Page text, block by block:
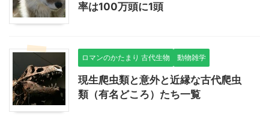
率は100万頭に1頭
ロマンのかたまり 古代生物 動物雑学
現生爬虫類と意外と近縁な古代爬虫
類（有名どころ）たち一覧